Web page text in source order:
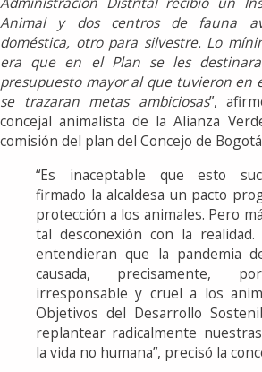
Animal y dos centros de fauna
doméstica, otro para silvestre. Lo
era que en el Plan se les
presupuesto mayor al que tuvieron en
se trazaran metas ambiciosas”,
concejal animalista de la Alianza
comisión del plan del Concejo de
“Es inaceptable que esto
firmado la alcaldesa un pacto
protección a los animales. Pero
tal desconexión con la
entendieran que la pandemia
causada, precisamente,
irresponsable y cruel a los
Objetivos del Desarrollo
replantear radicalmente
la vida no humana”, precisó la